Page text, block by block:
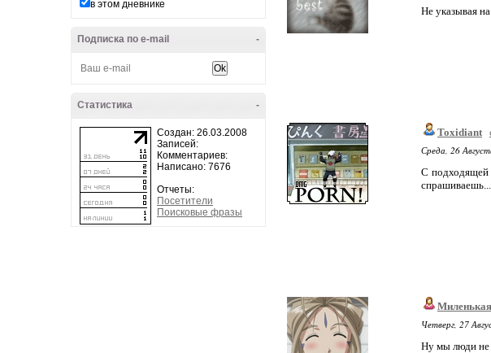
в этом дневнике
-
Подписка по e-mail
-
Статистика
Создан: 26.03.2008
Записей:
Комментариев:
Написано: 7676
Отчеты:
Посетители
Поисковые фразы
Не указывая
Toxidiant
Среда, 26
С подходящей
спрашиваешь...
Четверг, 27
Ну мы люди не